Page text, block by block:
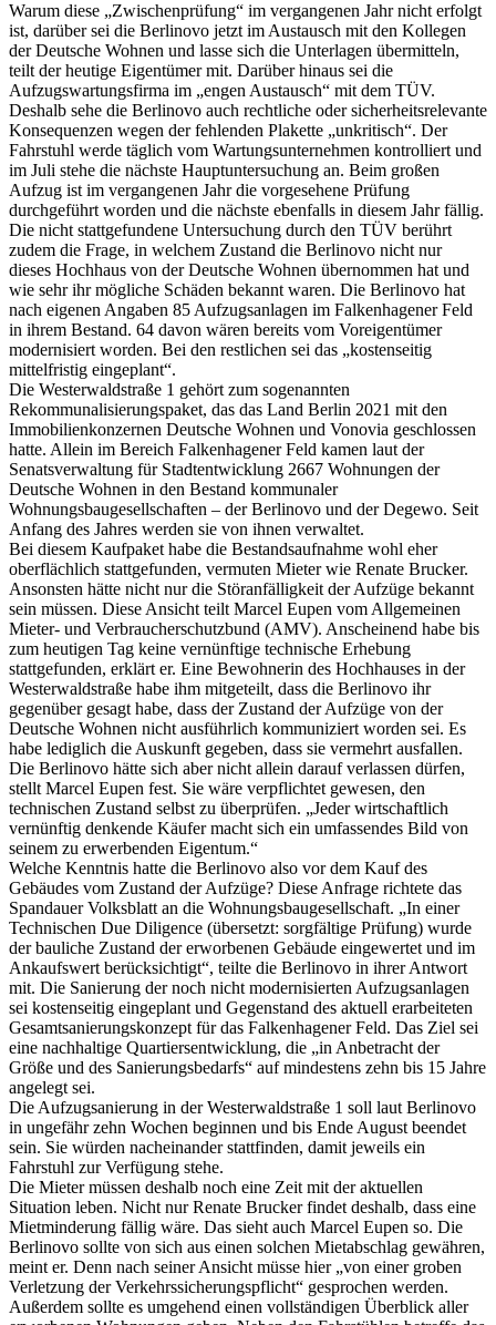
Warum diese „Zwischenprüfung“ im vergangenen Jahr nicht erfolgt
ist, darüber sei die Berlinovo jetzt im Austausch mit den Kollegen
der Deutsche Wohnen und lasse sich die Unterlagen übermitteln,
teilt der heutige Eigentümer mit. Darüber hinaus sei die
Aufzugswartungsfirma im „engen Austausch“ mit dem TÜV.
Deshalb sehe die Berlinovo auch rechtliche oder sicherheitsrelevante
Konsequenzen wegen der fehlenden Plakette „unkritisch“. Der
Fahrstuhl werde täglich vom Wartungsunternehmen kontrolliert und
im Juli stehe die nächste Hauptuntersuchung an. Beim großen
Aufzug ist im vergangenen Jahr die vorgesehene Prüfung
durchgeführt worden und die nächste ebenfalls in diesem Jahr fällig.
Die nicht stattgefundene Untersuchung durch den TÜV berührt
zudem die Frage, in welchem Zustand die Berlinovo nicht nur
dieses Hochhaus von der Deutsche Wohnen übernommen hat und
wie sehr ihr mögliche Schäden bekannt waren. Die Berlinovo hat
nach eigenen Angaben 85 Aufzugsanlagen im Falkenhagener Feld
in ihrem Bestand. 64 davon wären bereits vom Voreigentümer
modernisiert worden. Bei den restlichen sei das „kostenseitig
mittelfristig eingeplant“.
Die Westerwaldstraße 1 gehört zum sogenannten
Rekommunalisierungspaket, das das Land Berlin 2021 mit den
Immobilienkonzernen Deutsche Wohnen und Vonovia geschlossen
hatte. Allein im Bereich Falkenhagener Feld kamen laut der
Senatsverwaltung für Stadtentwicklung 2667 Wohnungen der
Deutsche Wohnen in den Bestand kommunaler
Wohnungsbaugesellschaften – der Berlinovo und der Degewo. Seit
Anfang des Jahres werden sie von ihnen verwaltet.
Bei diesem Kaufpaket habe die Bestandsaufnahme wohl eher
oberflächlich stattgefunden, vermuten Mieter wie Renate Brucker.
Ansonsten hätte nicht nur die Störanfälligkeit der Aufzüge bekannt
sein müssen. Diese Ansicht teilt Marcel Eupen vom Allgemeinen
Mieter- und Verbraucherschutzbund (AMV). Anscheinend habe bis
zum heutigen Tag keine vernünftige technische Erhebung
stattgefunden, erklärt er. Eine Bewohnerin des Hochhauses in der
Westerwaldstraße habe ihm mitgeteilt, dass die Berlinovo ihr
gegenüber gesagt habe, dass der Zustand der Aufzüge von der
Deutsche Wohnen nicht ausführlich kommuniziert worden sei. Es
habe lediglich die Auskunft gegeben, dass sie vermehrt ausfallen.
Die Berlinovo hätte sich aber nicht allein darauf verlassen dürfen,
stellt Marcel Eupen fest. Sie wäre verpflichtet gewesen, den
technischen Zustand selbst zu überprüfen. „Jeder wirtschaftlich
vernünftig denkende Käufer macht sich ein umfassendes Bild von
seinem zu erwerbenden Eigentum.“
Welche Kenntnis hatte die Berlinovo also vor dem Kauf des
Gebäudes vom Zustand der Aufzüge? Diese Anfrage richtete das
Spandauer Volksblatt an die Wohnungsbaugesellschaft. „In einer
Technischen Due Diligence (übersetzt: sorgfältige Prüfung) wurde
der bauliche Zustand der erworbenen Gebäude eingewertet und im
Ankaufswert berücksichtigt“, teilte die Berlinovo in ihrer Antwort
mit. Die Sanierung der noch nicht modernisierten Aufzugsanlagen
sei kostenseitig eingeplant und Gegenstand des aktuell erarbeiteten
Gesamtsanierungskonzept für das Falkenhagener Feld. Das Ziel sei
eine nachhaltige Quartiersentwicklung, die „in Anbetracht der
Größe und des Sanierungsbedarfs“ auf mindestens zehn bis 15 Jahre
angelegt sei.
Die Aufzugsanierung in der Westerwaldstraße 1 soll laut Berlinovo
in ungefähr zehn Wochen beginnen und bis Ende August beendet
sein. Sie würden nacheinander stattfinden, damit jeweils ein
Fahrstuhl zur Verfügung stehe.
Die Mieter müssen deshalb noch eine Zeit mit der aktuellen
Situation leben. Nicht nur Renate Brucker findet deshalb, dass eine
Mietminderung fällig wäre. Das sieht auch Marcel Eupen so. Die
Berlinovo sollte von sich aus einen solchen Mietabschlag gewähren,
meint er. Denn nach seiner Ansicht müsse hier „von einer groben
Verletzung der Verkehrssicherungspflicht“ gesprochen werden.
Außerdem sollte es umgehend einen vollständigen Überblick aller